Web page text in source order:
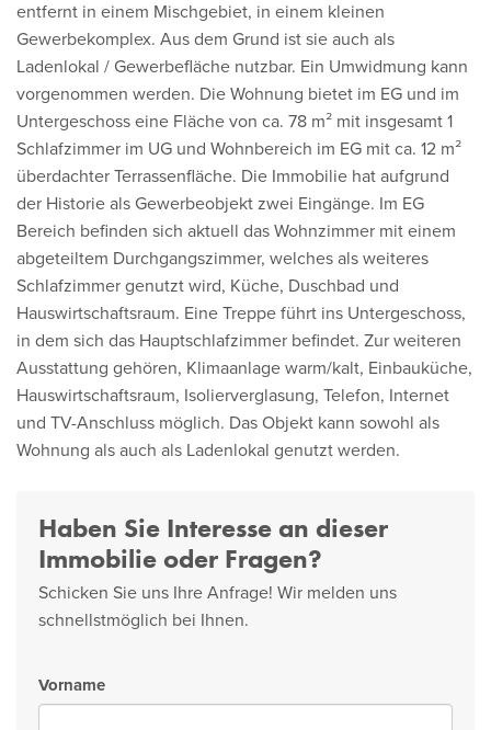
entfernt in einem Mischgebiet, in einem kleinen
Gewerbekomplex. Aus dem Grund ist sie auch als
Ladenlokal / Gewerbefläche nutzbar. Ein Umwidmung kann
vorgenommen werden. Die Wohnung bietet im EG und im
Untergeschoss eine Fläche von ca. 78 m² mit insgesamt 1
Schlafzimmer im UG und Wohnbereich im EG mit ca. 12 m²
überdachter Terrassenfläche. Die Immobilie hat aufgrund
der Historie als Gewerbeobjekt zwei Eingänge. Im EG
Bereich befinden sich aktuell das Wohnzimmer mit einem
abgeteiltem Durchgangszimmer, welches als weiteres
Schlafzimmer genutzt wird, Küche, Duschbad und
Hauswirtschaftsraum. Eine Treppe führt ins Untergeschoss,
in dem sich das Hauptschlafzimmer befindet. Zur weiteren
Ausstattung gehören, Klimaanlage warm/kalt, Einbauküche,
Hauswirtschaftsraum, Isolierverglasung, Telefon, Internet
und TV-Anschluss möglich. Das Objekt kann sowohl als
Wohnung als auch als Ladenlokal genutzt werden.
Haben Sie Interesse an dieser
Immobilie oder Fragen?
Schicken Sie uns Ihre Anfrage! Wir melden uns
schnellstmöglich bei Ihnen.
Vorname